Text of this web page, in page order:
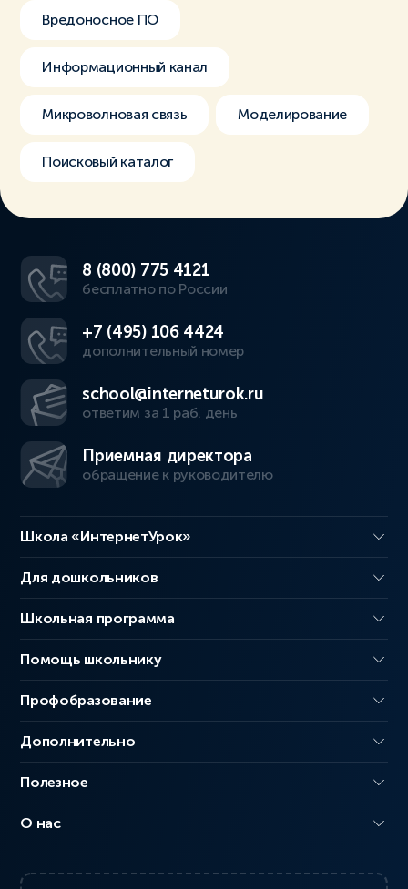
Вредоносное ПО
Информационный канал
Микроволновая связь Моделирование
Поисковый каталог
8 (800) 775 4121
бесплатно по России
+7 (495) 106 4424
дополнительный номер
school@interneturok.ru
ответим за 1 раб. день
Приемная директора
обращение к руководителю
Школа «ИнтернетУрок»
Для дошкольников
Школьная программа
Помощь школьнику
Профобразование
Дополнительно
Полезное
О нас